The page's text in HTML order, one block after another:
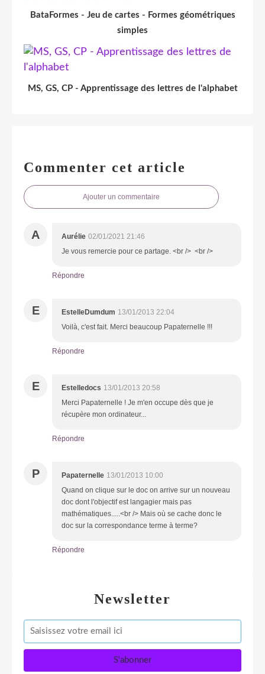
BataFormes - Jeu de cartes - Formes géométriques
simples
MS, GS, CP - Apprentissage des lettres de l'alphabet
Commenter cet article
Ajouter un commentaire
A Aurélie 02/01/2021 21:46
Je vous remercie pour ce partage. <br /> <br />
Répondre
E EstelleDumdum 13/01/2013 22:04
Voilà, c'est fait. Merci beaucoup Papaternelle !!!
Répondre
E Estelledocs 13/01/2013 20:58
Merci Papaternelle ! Je m'en occupe dès que je
récupère mon ordinateur...
Répondre
P Papaternelle 13/01/2013 10:00
Quand on clique sur le doc on arrive sur un nouveau
doc dont l'objectif est langagier mais pas
mathématiques.....<br /> Mais où se cache donc le
doc sur la correspondance terme à terme?
Répondre
Newsletter